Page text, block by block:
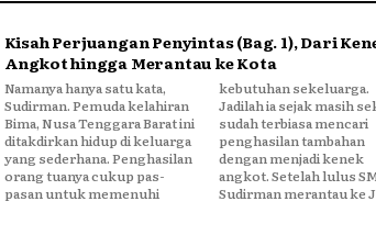
Kisah Perjuangan Penyintas (Bag. 1), Dari
Angkot hingga Merantau ke Kota
Namanya hanya satu kata,
Sudirman. Pemuda kelahiran
Bima, Nusa Tenggara Barat ini
ditakdirkan hidup di keluarga
yang sederhana. Penghasilan
orang tuanya cukup pas-
pasan untuk memenuhi
kebutuhan sekeluarga.
Jadilah ia sejak masih sekolah
sudah terbiasa mencari
penghasilan tambahan
dengan menjadi kenek
angkot. Setelah lulus SMA,
Sudirman merantau ke